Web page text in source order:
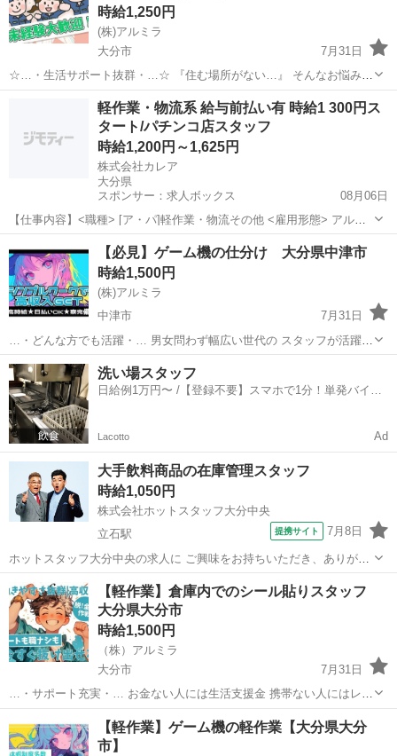
時給1,250円
(株)アルミラ
大分市
7月31日
☆…・生活サポート抜群・…☆ 『住む場所がない…』 そんなお悩みを
お持ちの方必見！ アルミラが宿泊支援いたします♪ さらに、働いた分
のお金は 即GETできちゃうから すぐにピンチを脱出できる◎ ...
大分市 倉庫 時給
軽作業・物流系 給与前払い有 時給1 300円ス
タート/パチンコ店スタッフ
時給1,200円～1,625円
株式会社カレア
大分県
スポンサー：求人ボックス
08月06日
【仕事内容】<職種> [ア・パ]軽作業・物流その他 <雇用形態> アルバ
イト・パート <給与> [ア・パ]時給1,200円～1,625円 交通費:一部支給
上限15,000円(1日辺りの上限は500円/日) 公共交通機関ご利用の方...
アルバイト・パート
【必見】ゲーム機の仕分け 大分県中津市
時給1,500円
(株)アルミラ
中津市
7月31日
…・どんな方でも活躍・… 男女問わず幅広い世代の スタッフが活躍
中。 必要なスキルはないので スグに活躍できますよ！ 休暇制度も 多
数充実しているので 「工場って休みがなさ...
大分 中津市 倉庫
洗い場スタッフ
日給例1万円〜 /【登録不要】スマホで1分！単発バイト
Lacotto Ad
大手飲料商品の在庫管理スタッフ
時給1,050円
株式会社ホットスタッフ大分中央
立石駅
提携サイト 7月8日
ホットスタッフ大分中央の求人に ご興味をお持ちいただき、ありがと
うございます！ ＊—————おすすめPOINT—————＊ ●未経験ス
タート歓迎 ●人気の事務軽作業 ●残業なし ●土日祝休み ●空調完備！一
年中快適な環境で働...
大分 杵築市 立石駅 倉庫
【軽作業】倉庫内でのシール貼りスタッフ
大分県大分市
時給1,500円
（株）アルミラ
大分市
7月31日
…・サポート充実・… お金ない人には生活支援金 携帯ない人にはレン
タル 住む場所がない方には 即日入寮も相談可能です！ もし、できな
い場合は 宿泊施設代をお渡しします！ ☆…・プ...
倉庫 時給
【軽作業】ゲーム機の軽作業【大分県大分
市】